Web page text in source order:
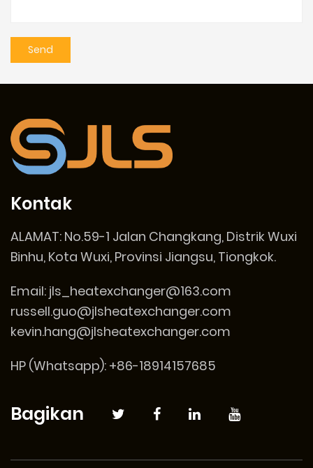
Kontak
ALAMAT: No.59-1 Jalan Changkang, Distrik Wuxi
Binhu, Kota Wuxi, Provinsi Jiangsu, Tiongkok.
Email: jls_heatexchanger@163.com
russell.guo@jlsheatexchanger.com
kevin.hang@jlsheatexchanger.com
HP (Whatsapp): +86-18914157685
Bagikan